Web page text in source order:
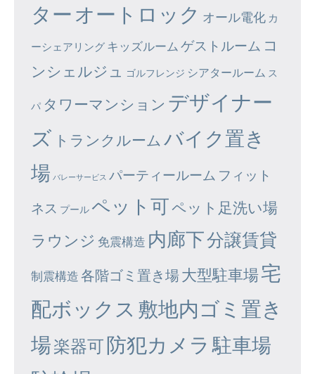
ター オートロック オール電化 カ
ーシェアリング キッズルーム ゲストルーム コ
ンシェルジュ
ゴルフレンジ シアタールーム ス
パ タワーマンション デザイナー
ズ トランクルーム バイク置き
場 バレーサービス パーティールーム フィット
ネス プール ペット可ペット足洗い場
ラウンジ 免震構造 内廊下分譲賃貸
制震構造 各階ゴミ置き場大型駐車場宅
配ボックス 敷地内ゴミ置き
場楽器可防犯カメラ 駐車場